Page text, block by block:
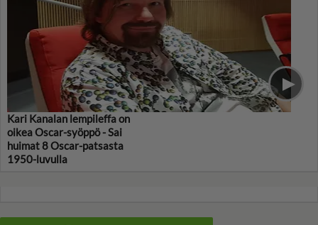
Kari Kanalan lempileffa on
oikea Oscar-syöppö - Sai
huimat 8 Oscar-patsasta
1950-luvulla